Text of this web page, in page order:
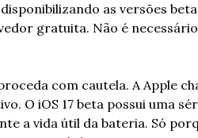
as versões
gratuita. Não é
com cautela. A Apple
O iOS 17 beta possui uma
a vida útil da bateria. Só